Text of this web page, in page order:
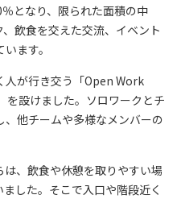
となり、限られた面積の中
飲食を交えた交流、イベント
ます。
人が行き交う「Open Work
を設けました。ソロワークとチ
他チームや多様なメンバーの
、飲食や休憩を取りやすい場
した。そこで入口や階段近く